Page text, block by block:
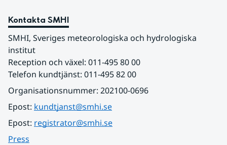
Kontakta SMHI
SMHI, Sveriges meteorologiska och hydrologiska
institut
Reception och växel: 011-495 80 00
Telefon kundtjänst: 011-495 82 00
Organisationsnummer: 202100-0696
Epost: kundtjanst@smhi.se
Epost: registrator@smhi.se
Press